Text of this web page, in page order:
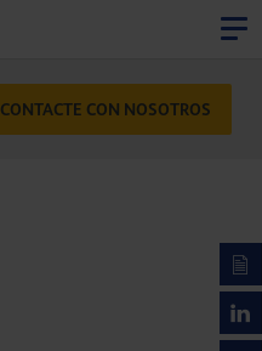
CONTACTE CON NOSOTROS